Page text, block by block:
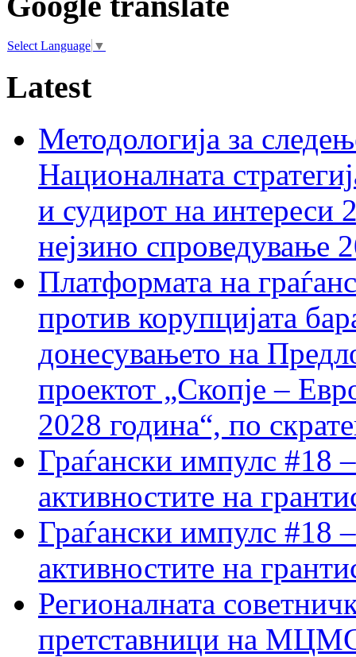
Select Language ▼
Latest
Методологија за
Националната
и судирот на интереси
нејзино спроведување
Платформата на
против корупцијата
донесувањето на
проектот „Скопје –
2028 година“, по
Граѓански импулс #18
активностите на
Граѓански импулс #18
активностите на
Регионалната
претставници на МЦМС